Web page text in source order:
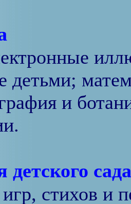
детьми;
и
детского сада
стихов и